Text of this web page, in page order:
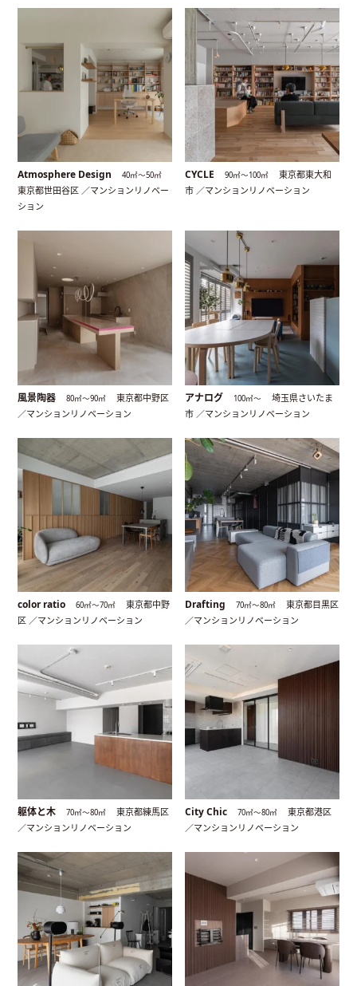
Atmosphere Design 40㎡〜50㎡
東京都世田谷区 ／マンションリノベー
ション
CYCLE 90㎡〜100㎡
東京都東大和
市 ／マンションリノベーション
風景陶器 80㎡〜90㎡
東京都中野区
／マンションリノベーション
アナログ 100㎡〜
埼玉県さいたま
市 ／マンションリノベーション
color ratio 60㎡〜70㎡
東京都中野
区 ／マンションリノベーション
Drafting 70㎡〜80㎡
東京都目黒区
／マンションリノベーション
躯体と木 70㎡〜80㎡
東京都練馬区
／マンションリノベーション
City Chic 70㎡〜80㎡
東京都港区
／マンションリノベーション